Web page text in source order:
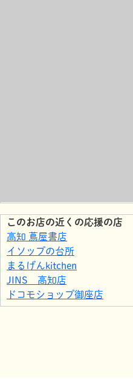
このお店の近くの応援の店
高知 蔦屋書店
イソップの台所
まるげんkitchen
JINS 高知店
ドコモショップ御座店
ファミリーマート高知御座店